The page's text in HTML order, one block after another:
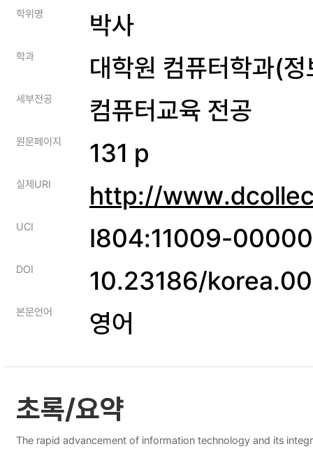
학위명 박사
학과 대학원 컴퓨터학과(
세부전공 컴퓨터교육 전공
원문페이지 131 p
실제URI http://
UCI I804:11009-
DOI 10.23186/
본문언어 영어
초록/요약
The rapid advancement of information technology and its